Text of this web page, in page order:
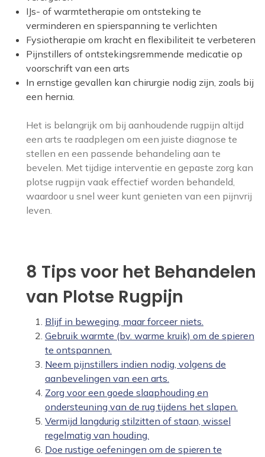
IJs- of warmtetherapie om ontsteking te
verminderen en spierspanning te verlichten
Fysiotherapie om kracht en flexibiliteit te verbeteren
Pijnstillers of ontstekingsremmende medicatie op
voorschrift van een arts
In ernstige gevallen kan chirurgie nodig zijn, zoals bij
een hernia.
Het is belangrijk om bij aanhoudende rugpijn altijd
een arts te raadplegen om een juiste diagnose te
stellen en een passende behandeling aan te
bevelen. Met tijdige interventie en gepaste zorg kan
plotse rugpijn vaak effectief worden behandeld,
waardoor u snel weer kunt genieten van een pijnvrij
leven.
8 Tips voor het Behandelen
van Plotse Rugpijn
Blijf in beweging, maar forceer niets.
Gebruik warmte (bv. warme kruik) om de spieren
te ontspannen.
Neem pijnstillers indien nodig, volgens de
aanbevelingen van een arts.
Zorg voor een goede slaaphouding en
ondersteuning van de rug tijdens het slapen.
Vermijd langdurig stilzitten of staan, wissel
regelmatig van houding.
Doe rustige oefeningen om de spieren te